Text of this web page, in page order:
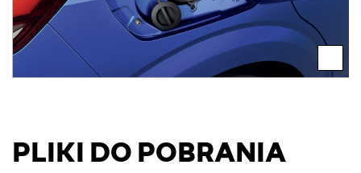
PLIKI DO POBRANIA